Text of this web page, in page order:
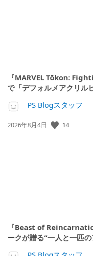
『MARVEL Tōkon:
で「デフォルメアクリル
PS Blogスタッフ
公
2026年8月4日 14
『Beast of
ークが贈る“一人と一匹の